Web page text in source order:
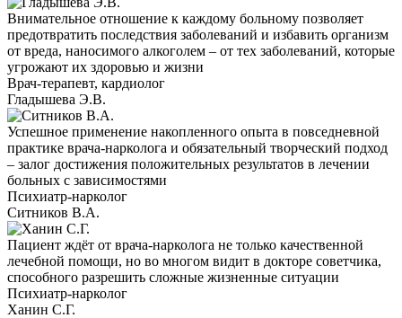
Внимательное отношение к каждому больному позволяет
предотвратить последствия заболеваний и избавить организм
от вреда, наносимого алкоголем – от тех заболеваний, которые
угрожают их здоровью и жизни
Врач-терапевт, кардиолог
Гладышева Э.В.
Успешное применение накопленного опыта в повседневной
практике врача-нарколога и обязательный творческий подход
– залог достижения положительных результатов в лечении
больных с зависимостями
Психиатр-нарколог
Ситников В.А.
Пациент ждёт от врача-нарколога не только качественной
лечебной помощи, но во многом видит в докторе советчика,
способного разрешить сложные жизненные ситуации
Психиатр-нарколог
Ханин С.Г.